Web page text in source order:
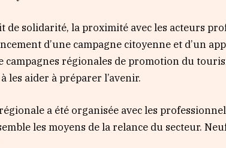
de solidarité, la proximité avec les acteurs
d’une campagne citoyenne et d’un
campagnes régionales de promotion du
les aider à préparer l’avenir.
a été organisée avec les
les moyens de la relance du secteur.